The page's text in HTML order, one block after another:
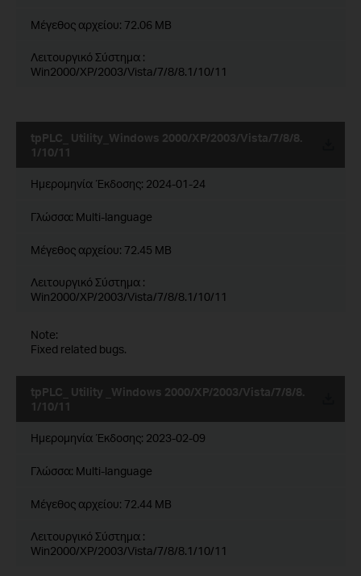
Μέγεθος αρχείου: 72.06 MB
Λειτουργικό Σύστημα :
Win2000/XP/2003/Vista/7/8/8.1/10/11
tpPLC_ Utility_Windows 2000/XP/2003/Vista/7/8/8.
1/10/11
Ημερομηνία Έκδοσης: 2024-01-24
Γλώσσα: Multi-language
Μέγεθος αρχείου: 72.45 MB
Λειτουργικό Σύστημα :
Win2000/XP/2003/Vista/7/8/8.1/10/11
Note:
Fixed related bugs.
tpPLC_ Utility _Windows 2000/XP/2003/Vista/7/8/8.
1/10/11
Ημερομηνία Έκδοσης: 2023-02-09
Γλώσσα: Multi-language
Μέγεθος αρχείου: 72.44 MB
Λειτουργικό Σύστημα :
Win2000/XP/2003/Vista/7/8/8.1/10/11